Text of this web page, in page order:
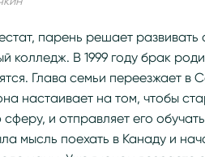
парень решает
колледж. В 1999 году брак
Глава семьи переезжает в
настаивает на том, чтобы
и отправляет его
мысль поехать в Канаду и